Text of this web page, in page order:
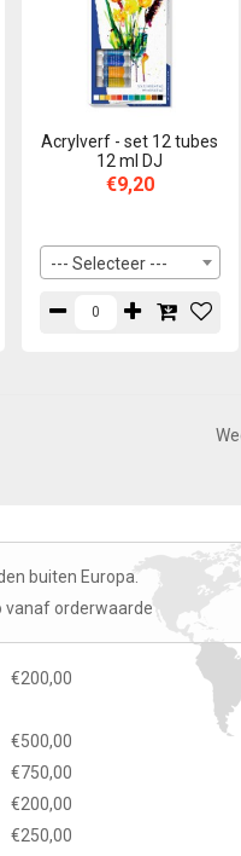
Acrylverf - set 12 tubes
12 ml DJ
€9,20
--- Selecteer ---
buiten Europa.
vanaf orderwaarde
€200,00
€500,00
€750,00
€200,00
€250,00